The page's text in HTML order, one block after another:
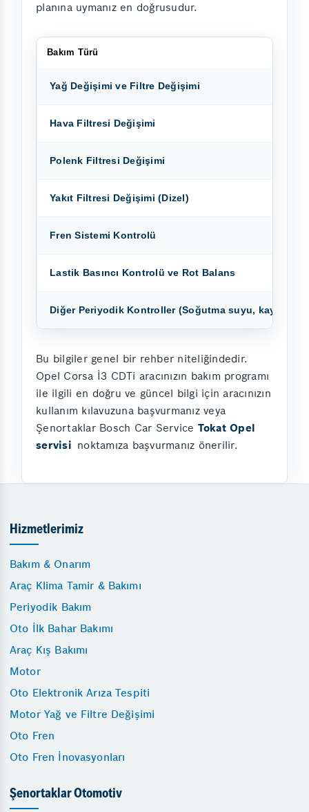
planına uymanız en doğrusudur.
Bakım Türü
Yağ Değişimi ve Filtre Değişimi
Hava Filtresi Değişimi
Polenk Filtresi Değişimi
Yakıt Filtresi Değişimi (Dizel)
Fren Sistemi Kontrolü
Lastik Basıncı Kontrolü ve Rot Balans
Diğer Periyodik Kontroller (Soğutma suyu, kayışlar,
Bu bilgiler genel bir rehber niteliğindedir.
Opel Corsa İ3 CDTi aracınızın bakım programı
ile ilgili en doğru ve güncel bilgi için aracınızın
kullanım kılavuzuna başvurmanız veya
Şenortaklar Bosch Car Service Tokat Opel
servisi noktamıza başvurmanız önerilir.
Hizmetlerimiz
Bakım & Onarım
Araç Klima Tamir & Bakımı
Periyodik Bakım
Oto İlk Bahar Bakımı
Araç Kış Bakımı
Motor
Oto Elektronik Arıza Tespiti
Motor Yağ ve Filtre Değişimi
Oto Fren
Oto Fren İnovasyonları
Şenortaklar Otomotiv